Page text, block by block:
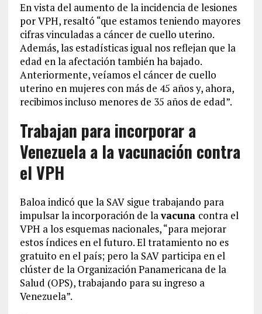
En vista del aumento de la incidencia de lesiones
por VPH, resaltó “que estamos teniendo mayores
cifras vinculadas a cáncer de cuello uterino.
Además, las estadísticas igual nos reflejan que la
edad en la afectación también ha bajado.
Anteriormente, veíamos el cáncer de cuello
uterino en mujeres con más de 45 años y, ahora,
recibimos incluso menores de 35 años de edad”.
Trabajan para incorporar a
Venezuela a la vacunación contra
el VPH
Baloa indicó que la SAV sigue trabajando para
impulsar la incorporación de lavacuna contra el
VPH a los esquemas nacionales, “para mejorar
estos índices en el futuro. El tratamiento no es
gratuito en el país; pero la SAV participa en el
clúster de la Organización Panamericana de la
Salud (OPS), trabajando para su ingreso a
Venezuela”.